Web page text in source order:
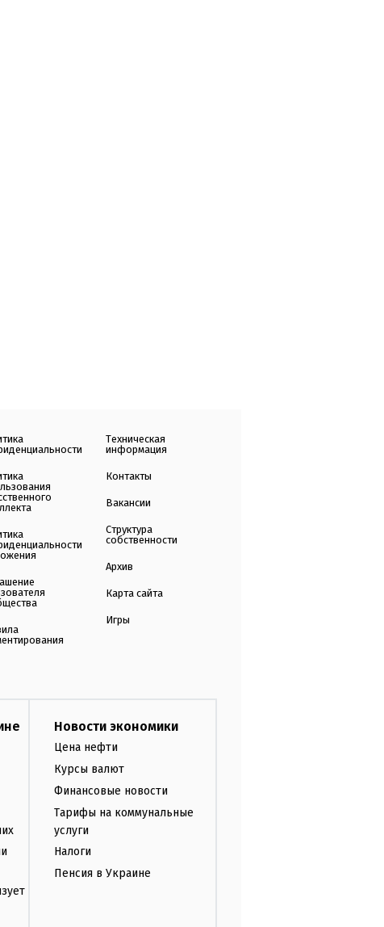
Техническая
информация
Контакты
Вакансии
Структура
собственности
Архив
Карта сайта
Игры
Новости экономики
Цена нефти
Курсы валют
Финансовые новости
Тарифы на коммунальные
услуги
Налоги
Пенсия в Украине